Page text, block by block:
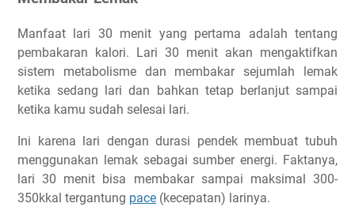
Manfaat lari 30 menit yang pertama adalah tentang
pembakaran kalori. Lari 30 menit akan mengaktifkan
sistem metabolisme dan membakar sejumlah lemak
ketika sedang lari dan bahkan tetap berlanjut sampai
ketika kamu sudah selesai lari.
Ini karena lari dengan durasi pendek membuat tubuh
menggunakan lemak sebagai sumber energi. Faktanya,
lari 30 menit bisa membakar sampai maksimal 300-
350kkal tergantung pace (kecepatan) larinya.